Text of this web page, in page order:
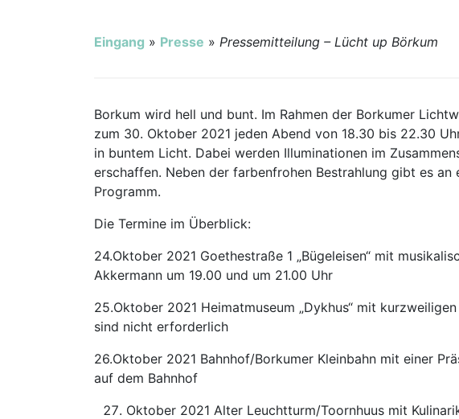
Ausschreibungen
Eingang » Presse » Pressemitteilung – Lücht up Börkum
Borkum wird hell und bunt. Im Rahmen der Borkumer
zum 30. Oktober 2021 jeden Abend von 18.30 bis 22.30
in buntem Licht. Dabei werden Illuminationen im
erschaffen. Neben der farbenfrohen Bestrahlung gibt es an
Programm.
Die Termine im Überblick:
24.Oktober 2021 Goethestraße 1 „Bügeleisen“ mit
Akkermann um 19.00 und um 21.00 Uhr
25.Oktober 2021 Heimatmuseum „Dykhus“ mit
sind nicht erforderlich
26.Oktober 2021 Bahnhof/Borkumer Kleinbahn mit einer
auf dem Bahnhof
Oktober 2021 Alter Leuchtturm/Toornhuus mit